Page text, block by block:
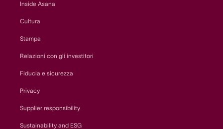
Inside Asana
Cultura
Stampa
Relazioni con gli investitori
Fiducia e sicurezza
Privacy
Supplier responsibility
Sustainability and ESG